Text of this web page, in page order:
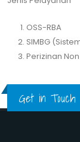
OSS-RBA
SIMBG
Perizinan Non
Get in Touch